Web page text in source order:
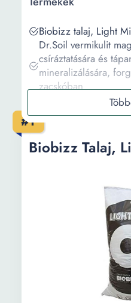
#1
Biobizz Talaj,
Biobizz talaj, Light
Dr.Soil vermikulit
csíráztatására és
mineralizálására,
zacskóban
Ásványi anyagokat
talajokhoz Enviro
Talaj citrusfélékhez Dr
Talaj citrusos Dr
nagyon jó
Vásárlási útmutató
Gyakori kérdések